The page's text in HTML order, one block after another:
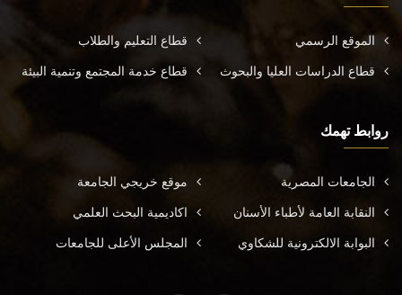
الموقع الرسمي قطاع التعليم والطلاب
قطاع الدراسات العليا والبحوث قطاع خدمة المجتمع وتنمية البيئة
روابط تهمك
الجامعات المصرية موقع خريجي الجامعة
النقابة العامة لأطباء الأسنان اكاديمية البحث العلمي
البوابة الالكترونية للشكاوي المجلس الأعلى للجامعات